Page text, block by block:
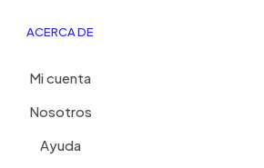
ACERCA DE
Mi cuenta
Nosotros
Ayuda